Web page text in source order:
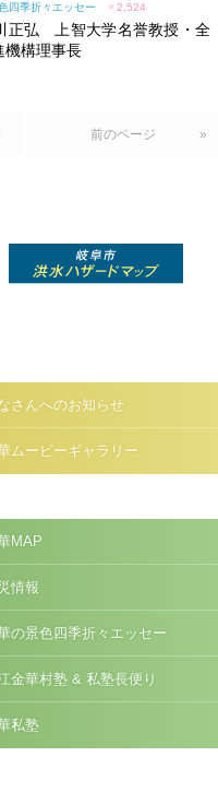
四季折々エッセー ♥ 2,524
正弘 上智大学名誉教授・全
機構理事長
前のページ »
さんへのお知らせ
ムービーギャラリー
MAP
情報
の景色四季折々エッセー
金華村塾 & 私塾長便り
私塾